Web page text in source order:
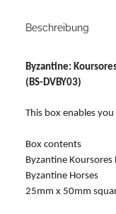
Beschreibung
Byzantine:
(BS-DVBY03)
This box enables
Box contents
Byzantine
Byzantine
25mm x 50mm